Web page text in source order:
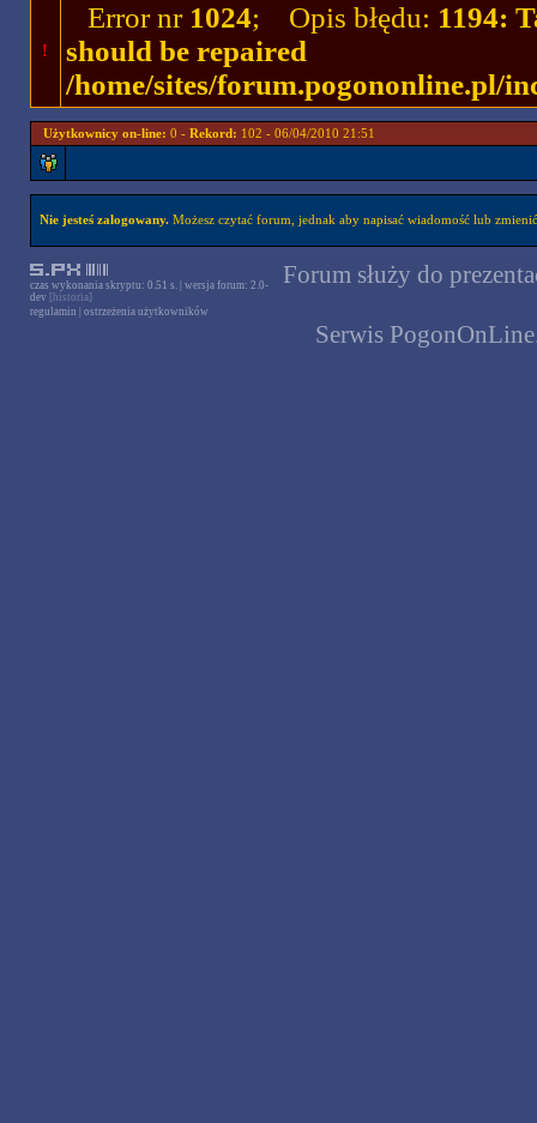
!
Error nr 1024; Opis błędu: 1194:
should be repaired
/home/sites/forum.pogononline.pl/
Użytkownicy on-line: 0 - Rekord: 102 - 06/04/2010 21:51
Nie jesteś zalogowany.Możesz czytać forum, jednak aby napisać wiadomość lub
czas wykonania skryptu: 0.51 s. | wersja forum: 2.0-
dev [historia]
regulamin
ostrzeżenia użytkowników
Forum służy do
Serwis